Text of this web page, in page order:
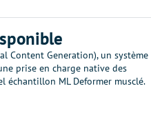
Content Generation), un système
prise en charge native des
échantillon ML Deformer musclé.